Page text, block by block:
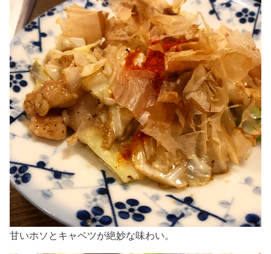
甘いホソとキャベツが絶妙な味わい。